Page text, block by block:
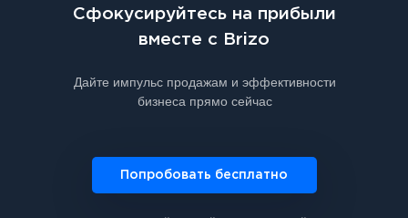
Сфокусируйтесь на прибыли
вместе с Brizo
Дайте импульс продажам и эффективности
бизнеса прямо сейчас
Попробовать бесплатно